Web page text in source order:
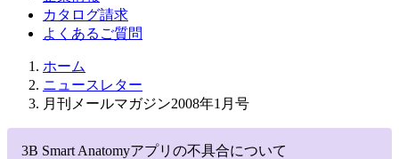
カタログ請求
よくあるご質問
ホーム
ニュースレター
月刊メールマガジン2008年1月号
3B Smart Anatomyアプリの不具合について